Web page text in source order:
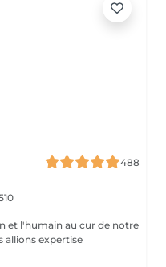
488
allions expertise